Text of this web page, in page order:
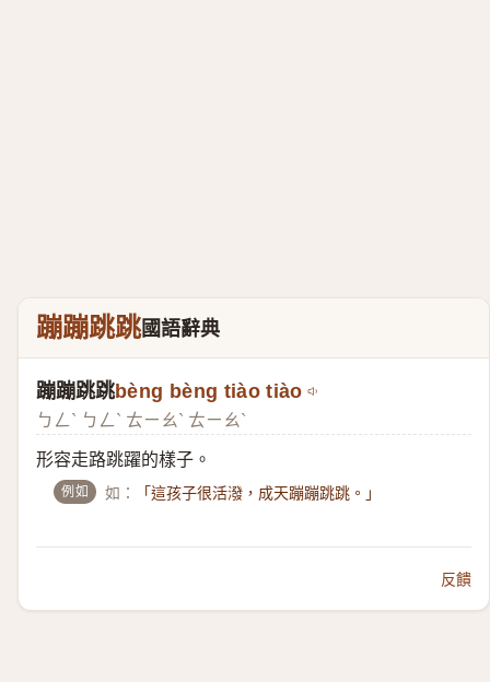
蹦蹦跳跳國語辭典
蹦蹦跳跳bèng bèng tiào tiào
ㄅㄥˋ ㄅㄥˋ ㄊㄧㄠˋ ㄊㄧㄠˋ
形容走路跳躍的樣子。
例如 如： 「這孩子很活潑，成天蹦蹦跳跳。」
反饋